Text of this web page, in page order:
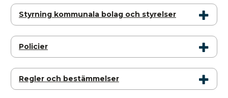
Styrning kommunala bolag och styrelser
Policier
Regler och bestämmelser